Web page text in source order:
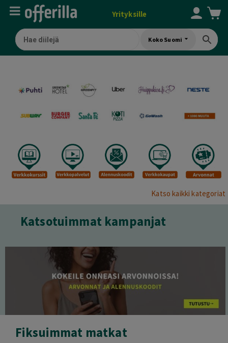
Yrityksille
Koko Suomi
Katso kaikki kategoriat
Katsotuimmat kampanjat
Fiksuimmat matkat